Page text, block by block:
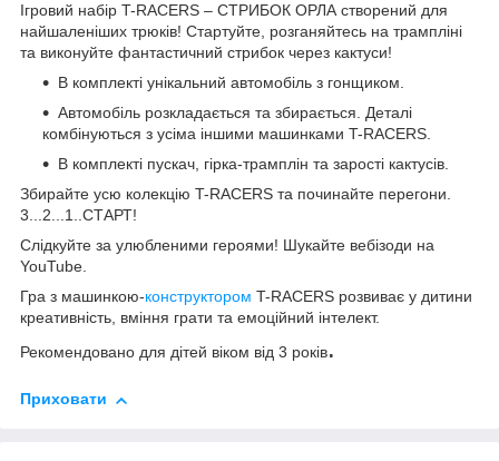
Ігровий набір T-RACERS – СТРИБОК ОРЛА створений для
найшаленіших трюків! Стартуйте, розганяйтесь на трампліні
та виконуйте фантастичний стрибок через кактуси!
В комплекті унікальний автомобіль з гонщиком.
Автомобіль розкладається та збирається. Деталі
комбінуються з усіма іншими машинками T-RACERS.
В комплекті пускач, гірка-трамплін та зарості кактусів.
Збирайте усю колекцію T-RACERS та починайте перегони.
3...2...1..СТАРТ!
Слідкуйте за улюбленими героями! Шукайте вебізоди на
YouTube.
Гра з машинкою-конструктором T-RACERS розвиває у дитини
креативність, вміння грати та емоційний інтелект.
Рекомендовано для дітей віком від 3 років.
Приховати